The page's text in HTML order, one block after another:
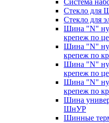
Система
Стекло для
Стекло для
Шина "N"
крепеж по
Шина "N"
крепеж по
Шина "N"
крепеж по
Шина "N"
крепеж по
Шина
ШнУР
Шинные